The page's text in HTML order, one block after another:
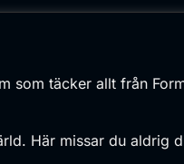
täcker allt från
Här missar du aldrig